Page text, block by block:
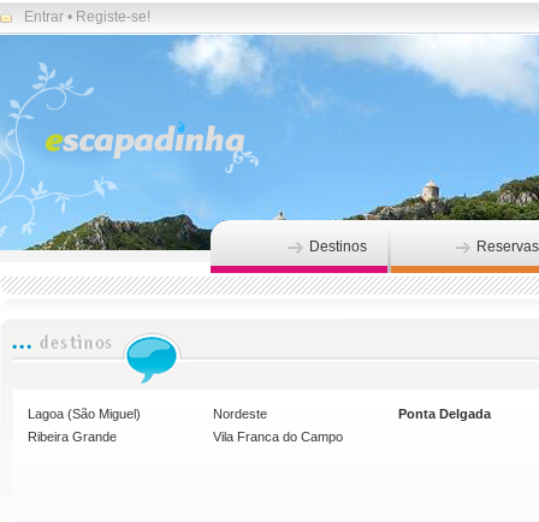
Entrar • Registe-se!
Destinos Reservas
Lagoa (São Miguel) Nordeste
Ponta Delgada
Ribeira Grande
Vila Franca do Campo